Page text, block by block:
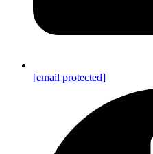
[email protected]